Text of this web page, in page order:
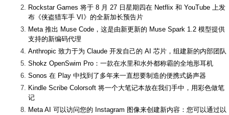
Rockstar Games 将于 8 月 27 日星期四在 Netflix 和 YouTube 上发
布《侠盗猎车手 VI》的全新加长预告片
Meta 推出 Muse Code，这是由新更新的 Muse Spark 1.2 模型提供
支持的新编码代理
Anthropic 致力于为 Claude 开发自己的 AI 芯片，组建新的内部团队
Shokz OpenSwim Pro：一款在水里和水外都称霸的全地形耳机
Sonos 在 Play 中找到了多年来一直想要制造的便携式扬声器
Kindle Scribe Colorsoft 将一个大笔记本放在我们手中，用彩色做笔
记
Meta AI 可以访问您的 Instagram 图像来创建新内容：您可以通过以